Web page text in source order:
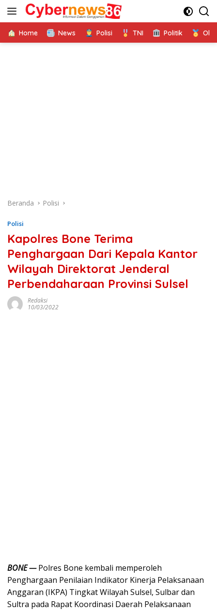
Langsung
Home News Polisi TNI Politik
Beranda Polisi
Polisi
Kapolres Bone Terima
Penghargaan Dari Kepala Kantor
Wilayah Direktorat Jenderal
Perbendaharaan Provinsi Sulsel
Redaksi
10/03/2022
BONE —Polres Bone kembali memperoleh
Penghargaan Penilaian Indikator Kinerja Pelaksanaan
Anggaran (IKPA) Tingkat Wilayah Sulsel, Sulbar dan
Sultra pada Rapat Koordinasi Daerah Pelaksanaan